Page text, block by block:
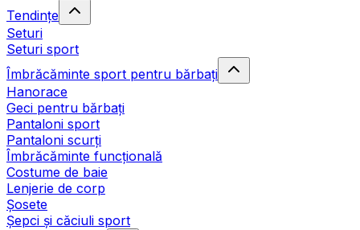
Tendințe
Seturi
Seturi sport
Îmbrăcăminte sport pentru bărbați
Hanorace
Geci pentru bărbați
Pantaloni sport
Pantaloni scurți
Îmbrăcăminte funcțională
Costume de baie
Lenjerie de corp
Șosete
Șepci și căciuli sport